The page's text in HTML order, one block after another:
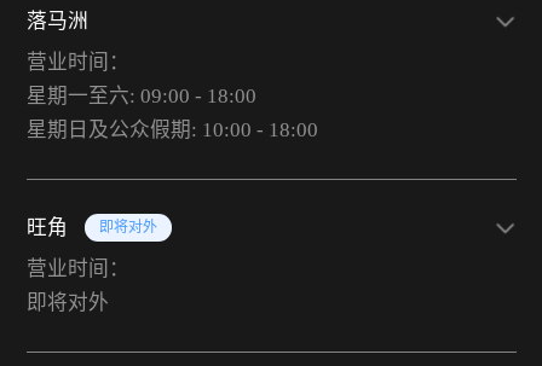
落马洲
营业时间：
星期一至六: 09:00 - 18:00
星期日及公众假期: 10:00 - 18:00
旺角 即将对外
营业时间：
即将对外